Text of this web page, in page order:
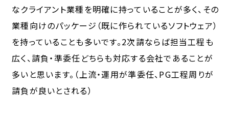
なクライアント業種を明確に持っていることが多く、その
業種向けのパッケージ（既に作られているソフトウェア）
を持っていることも多いです。2次請ならば担当工程も
広く、請負・準委任どちらも対応する会社であることが
多いと思います。（上流・運用が準委任、PG工程周りが
請負が良いとされる）